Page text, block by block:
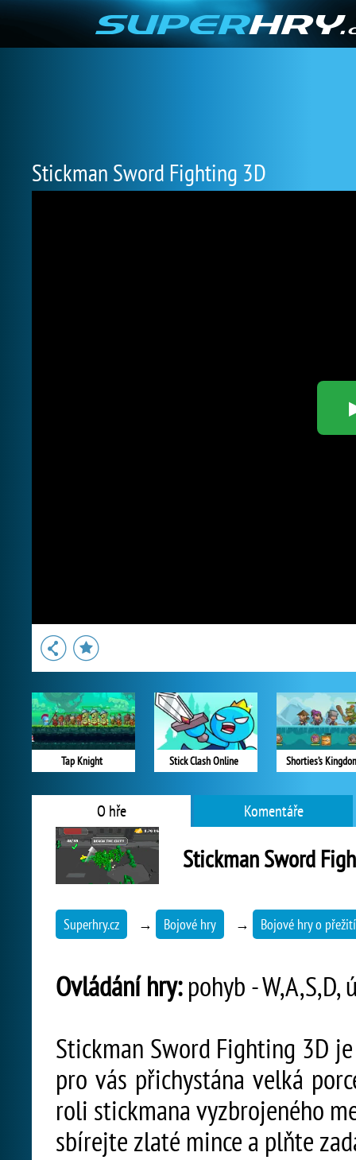
Stickman Sword Fighting 3D
Tap Knight Stick Clash Online Shorties’s
O hře Komentáře
Stickman Sword
Superhry.cz → Bojové hry → Bojové hry o přežití
Ovládání hry:pohyb - W,A,S,D,
Stickman Sword Fighting 3D
pro vás přichystána velká
roli stickmana vyzbrojeného
sbírejte zlaté mince a plňte